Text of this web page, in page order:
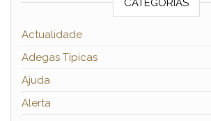
CATEGORIAS
Actualidade
Adegas Típicas
Ajuda
Alerta